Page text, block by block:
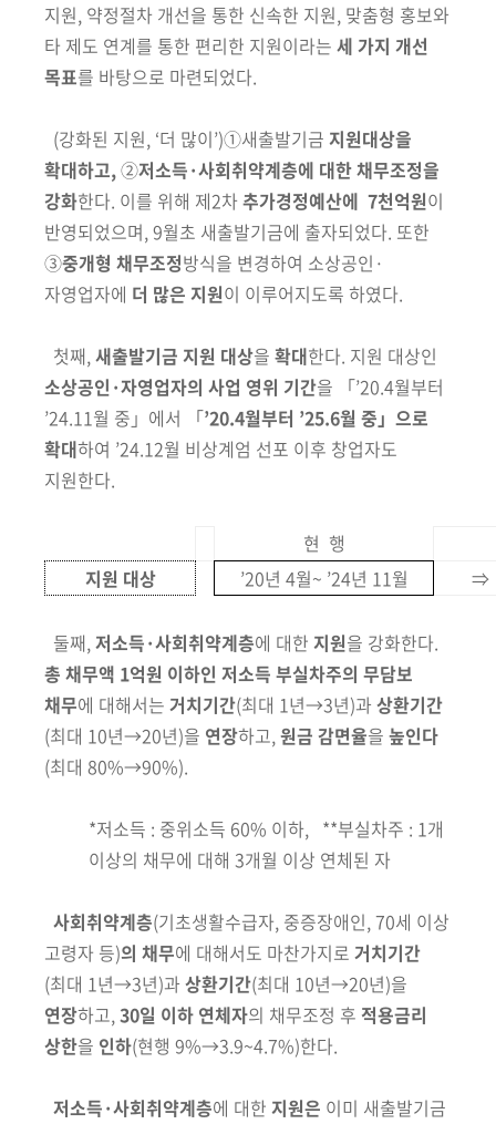
지원, 약정절차 개선을 통한 신속한 지원, 맞춤형 홍보와
타 제도 연계를 통한 편리한 지원이라는 세 가지 개선
목표를 바탕으로 마련되었다.
(강화된 지원, ‘더 많이’)①새출발기금 지원대상을
확대하고,②저소득·사회취약계층에 대한 채무조정을
강화한다. 이를 위해 제2차추가경정예산에 7천억원이
반영되었으며, 9월초 새출발기금에 출자되었다. 또한
③중개형 채무조정방식을 변경하여 소상공인·
자영업자에 더 많은 지원이 이루어지도록 하였다.
첫째,새출발기금 지원 대상을 확대한다. 지원 대상인
소상공인·자영업자의 사업 영위 기간을 「’20.4월부터
’24.11월 중」에서 「’20.4월부터 ’25.6월 중」으로
확대하여 ’24.12월 비상계엄 선포 이후 창업자도
지원한다.
현 행
지원 대상
’20년 4월~ ’24년 11월 ⇒
둘째,저소득·사회취약계층에 대한 지원을 강화한다.
총 채무액 1억원 이하인 저소득 부실차주의 무담보
채무에 대해서는 거치기간(최대 1년→3년)과 상환기간
(최대 10년→20년)을 연장하고,원금 감면율을 높인다
(최대 80%→90%).
*저소득 : 중위소득 60% 이하, **부실차주 : 1개
이상의 채무에 대해 3개월 이상 연체된 자
사회취약계층(기초생활수급자, 중증장애인, 70세 이상
고령자 등)의 채무에 대해서도 마찬가지로 거치기간
(최대 1년→3년)과 상환기간(최대 10년→20년)을
연장하고,30일 이하 연체자의 채무조정 후 적용금리
상한을 인하(현행 9%→3.9~4.7%)한다.
저소득·사회취약계층에 대한 지원은 이미 새출발기금